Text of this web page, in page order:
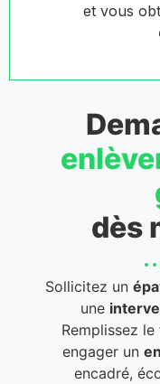
et vous
dès
Sollicitez un
une
Remplissez
engager un
encadré,